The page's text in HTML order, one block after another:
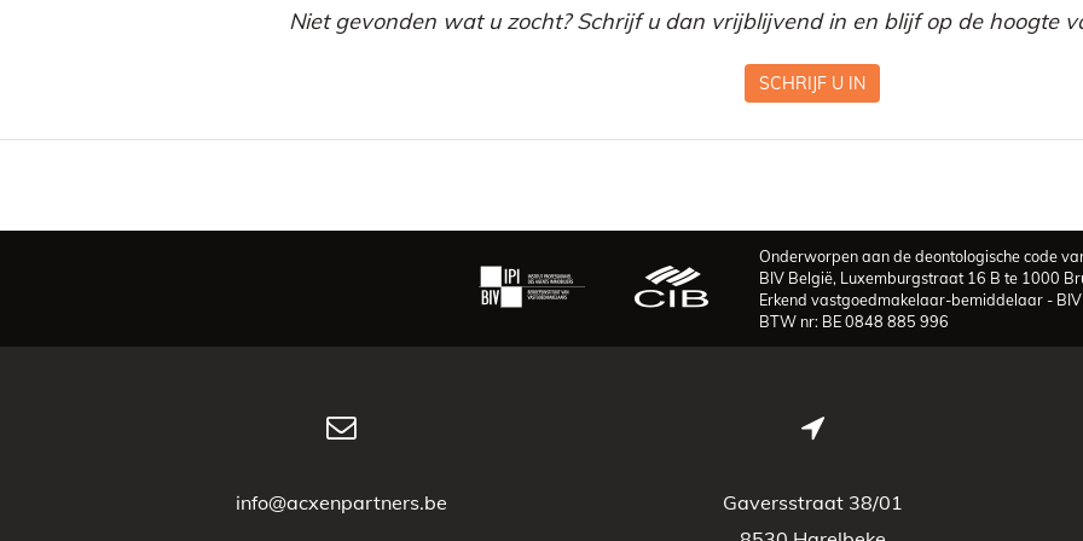
Niet gevonden wat u zocht? Schrijf u dan vrijblijvend in en blijf op de hoogte
SCHRIJF U IN
Onderworpen aan de deontologische code
BIV België, Luxemburgstraat 16 B te 1000
Erkend vastgoedmakelaar-bemiddelaar -
BTW nr: BE 0848 885 996
info@acxenpartners.be
Gaversstraat 38/01